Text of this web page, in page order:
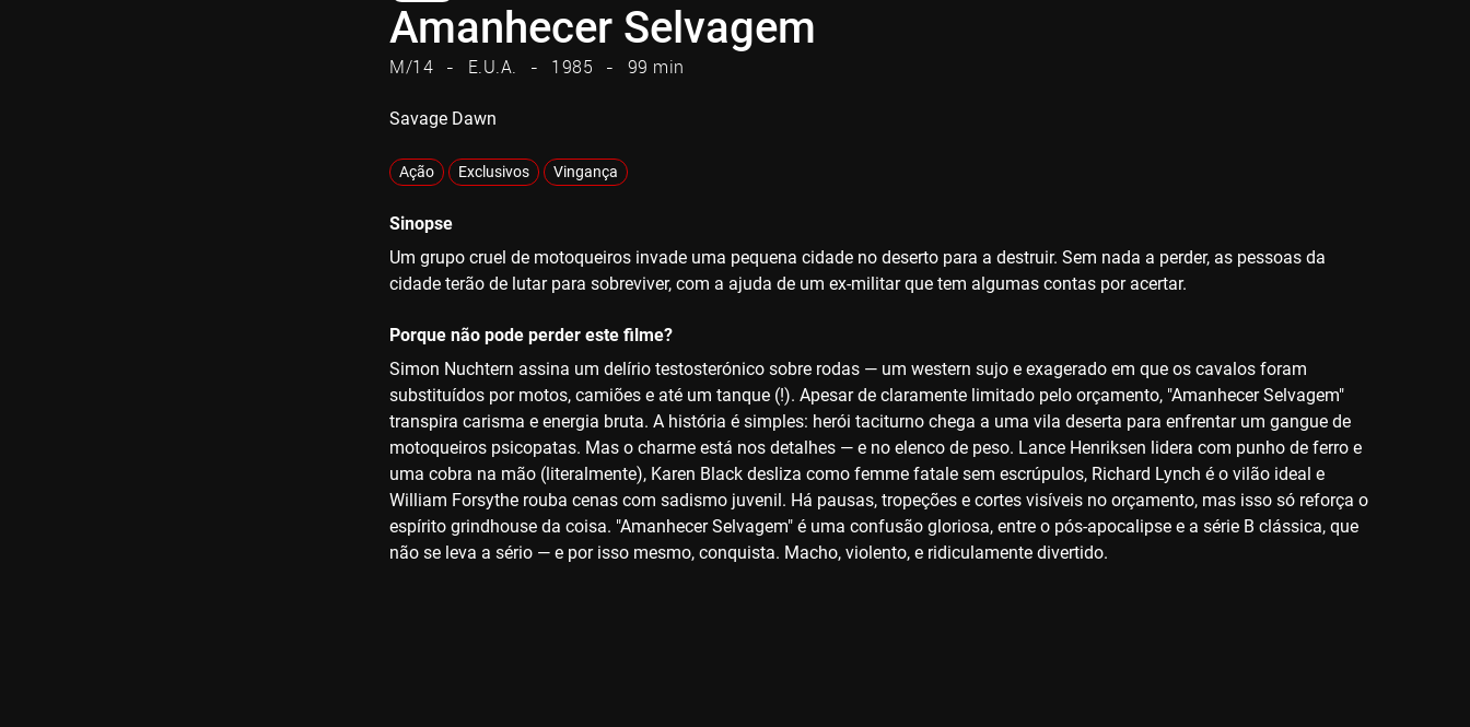
Amanhecer Selvagem
M/14 E.U.A. 1985 99 min
Savage Dawn
Ação Exclusivos Vingança
Sinopse
Um grupo cruel de motoqueiros invade uma pequena cidade no deserto para a destruir. Sem nada a perder, as pessoas da
cidade terão de lutar para sobreviver, com a ajuda de um ex-militar que tem algumas contas por acertar.
Porque não pode perder este filme?
Simon Nuchtern assina um delírio testosterónico sobre rodas — um western sujo e exagerado em que os cavalos foram
substituídos por motos, camiões e até um tanque (!). Apesar de claramente limitado pelo orçamento, "Amanhecer Selvagem"
transpira carisma e energia bruta. A história é simples: herói taciturno chega a uma vila deserta para enfrentar um gangue de
motoqueiros psicopatas. Mas o charme está nos detalhes — e no elenco de peso. Lance Henriksen lidera com punho de ferro e
uma cobra na mão (literalmente), Karen Black desliza como femme fatale sem escrúpulos, Richard Lynch é o vilão ideal e
William Forsythe rouba cenas com sadismo juvenil. Há pausas, tropeções e cortes visíveis no orçamento, mas isso só reforça o
espírito grindhouse da coisa. "Amanhecer Selvagem" é uma confusão gloriosa, entre o pós-apocalipse e a série B clássica, que
não se leva a sério — e por isso mesmo, conquista. Macho, violento, e ridiculamente divertido.